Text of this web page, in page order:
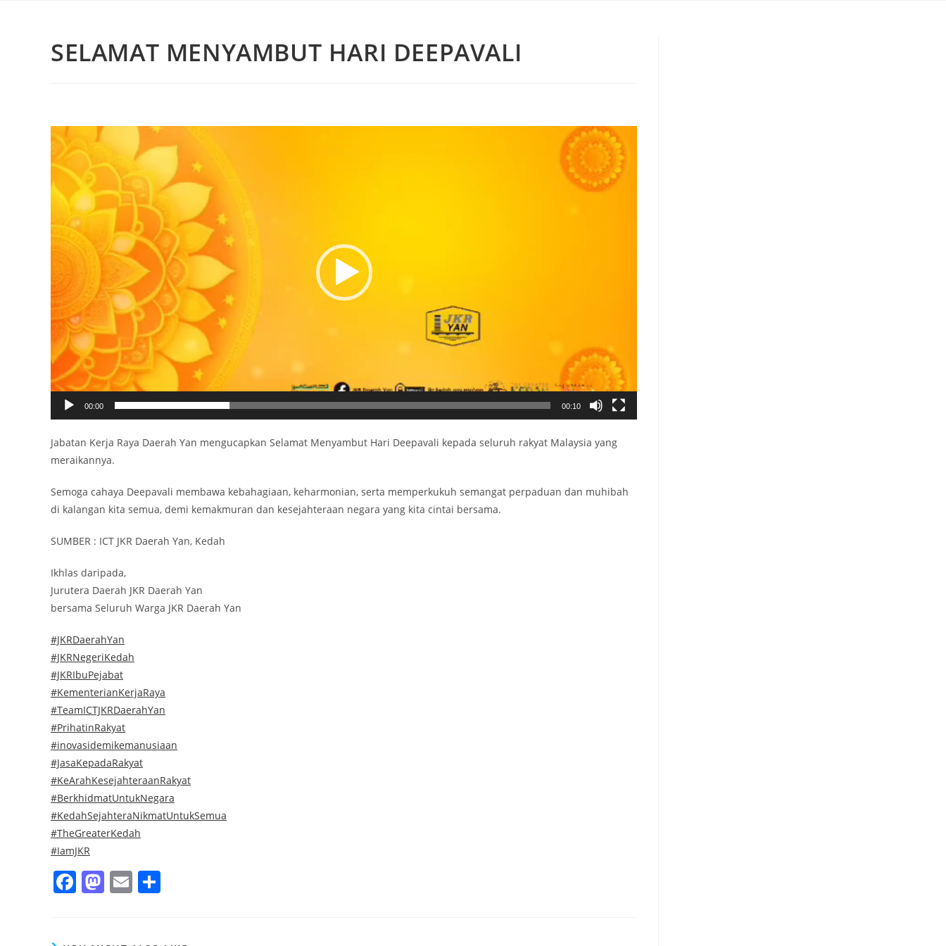
SELAMAT MENYAMBUT HARI DEEPAVALI
Video
Player
00:00 00:10
Jabatan Kerja Raya Daerah Yan mengucapkan Selamat Menyambut Hari Deepavali kepada seluruh rakyat Malaysia yang
meraikannya.
Semoga cahaya Deepavali membawa kebahagiaan, keharmonian, serta memperkukuh semangat perpaduan dan muhibah
di kalangan kita semua, demi kemakmuran dan kesejahteraan negara yang kita cintai bersama.
SUMBER : ICT JKR Daerah Yan, Kedah
Ikhlas daripada,
Jurutera Daerah JKR Daerah Yan
bersama Seluruh Warga JKR Daerah Yan
#JKRDaerahYan
#JKRNegeriKedah
#JKRIbuPejabat
#KementerianKerjaRaya
#TeamICTJKRDaerahYan
#PrihatinRakyat
#inovasidemikemanusiaan
#JasaKepadaRakyat
#KeArahKesejahteraanRakyat
#BerkhidmatUntukNegara
#KedahSejahteraNikmatUntukSemua
#TheGreaterKedah
#IamJKR
F
a
M
a
E
m